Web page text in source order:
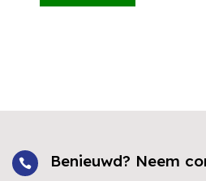
 Benieuwd? Neem